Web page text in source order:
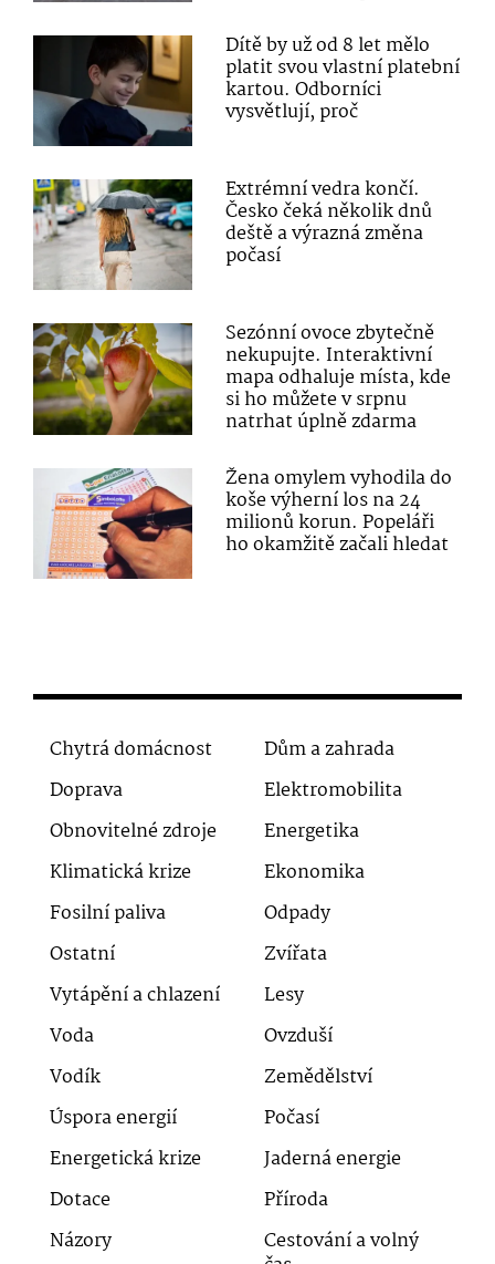
Dítě by už od 8 let mělo
platit svou vlastní platební
kartou. Odborníci
vysvětlují, proč
Extrémní vedra končí.
Česko čeká několik dnů
deště a výrazná změna
počasí
Sezónní ovoce zbytečně
nekupujte. Interaktivní
mapa odhaluje místa, kde
si ho můžete v srpnu
natrhat úplně zdarma
Žena omylem vyhodila do
koše výherní los na 24
milionů korun. Popeláři
ho okamžitě začali hledat
Chytrá domácnost
Dům a zahrada
Doprava
Elektromobilita
Obnovitelné zdroje
Energetika
Klimatická krize
Ekonomika
Fosilní paliva
Odpady
Ostatní
Zvířata
Vytápění a chlazení
Lesy
Voda
Ovzduší
Vodík
Zemědělství
Úspora energií
Počasí
Energetická krize
Jaderná energie
Dotace
Příroda
Názory
Cestování a volný